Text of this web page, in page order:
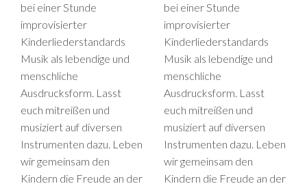
bei einer Stunde
improvisierter
Kinderliederstandards
Musik als lebendige und
menschliche
Ausdrucksform. Lasst
euch mitreißen und
musiziert auf diversen
Instrumenten dazu. Leben
wir gemeinsam den
Kindern die Freude an der
bei einer Stunde
improvisierter
Kinderliederstandards
Musik als lebendige und
menschliche
Ausdrucksform. Lasst
euch mitreißen und
musiziert auf diversen
Instrumenten dazu. Leben
wir gemeinsam den
Kindern die Freude an der